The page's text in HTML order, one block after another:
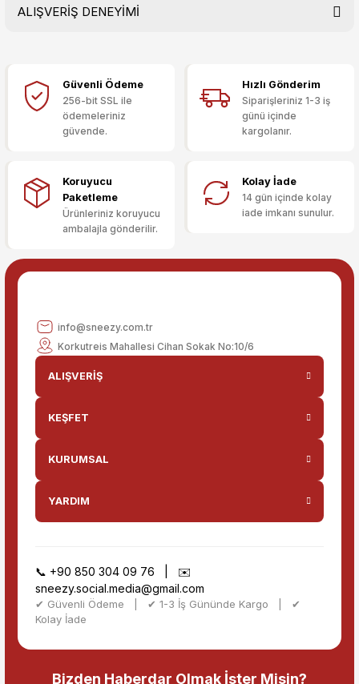
Bu ürünün fiyat bilgisi, resim, ürün açıklamalarında ve diğer
Ürün resmi kalitesiz, bozuk veya görüntülenemiyor.
Ürün açıklamasında eksik bilgiler bulunuyor.
Ürün fiyatı diğer sitelerden daha pahalı.
Bu ürüne benzer farklı alternatifler olmalı.
ALIŞVERİŞ DENEYİMİ
Sitemize ilk yorumu siz yapın!
Güvenli Ödeme
256-bit SSL ile
ödemeleriniz
güvende.
Hızlı Gönderim
Siparişleriniz 1-3 iş
günü içinde
kargolanır.
Koruyucu
Paketleme
Ürünleriniz koruyucu
ambalajla gönderilir.
Kolay İade
14 gün içinde kolay
iade imkanı sunulur.
info@sneezy.com.tr
Korkutreis Mahallesi Cihan Sokak No:10/6
ALIŞVERİŞ
KEŞFET
KURUMSAL
YARDIM
📞 +90 850 304 09 76 | ✉️
sneezy.social.media@gmail.com
✔ Güvenli Ödeme | ✔ 1-3 İş Gününde Kargo | ✔
Kolay İade
Bizden Haberdar Olmak İster Misin?